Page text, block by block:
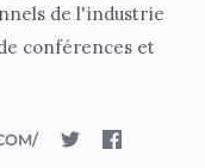
de l'industrie
conférences et